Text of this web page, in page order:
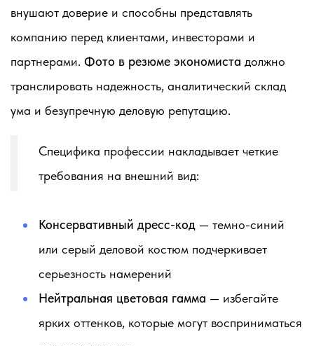
внушают доверие и способны представлять
компанию перед клиентами, инвесторами и
партнерами. Фото в резюме экономиста должно
транслировать надежность, аналитический склад
ума и безупречную деловую репутацию.
Специфика профессии накладывает четкие
требования на внешний вид:
Консервативный дресс-код — темно-синий
или серый деловой костюм подчеркивает
серьезность намерений
Нейтральная цветовая гамма — избегайте
ярких оттенков, которые могут восприниматься